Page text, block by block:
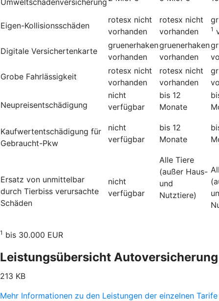
Eigen-Kollisionsschäden
rotesx nicht
vorhanden
rotesx nicht
vorhanden
1
Digitale Versichertenkarte
gruenerhaken
vorhanden
gruenerhaken
vorhanden
Grobe Fahrlässigkeit
rotesx nicht
vorhanden
rotesx nicht
vorhanden
Neupreisentschädigung
nicht
verfügbar
bis 12
Monate
Kauf­wert­entschädi­gung für
Gebraucht-Pkw
nicht
verfügbar
bis 12
Monate
Ersatz von unmittelbar
durch Tierbiss verur­sachte
Schäden
nicht
verfügbar
Alle Tiere
(außer Haus-
und
Nutztiere)
1 bis 30.000 EUR
Leistungsübersicht Autoversicherung
213 KB
Mehr Informationen zu den Leistungen der einzelnen Tarife